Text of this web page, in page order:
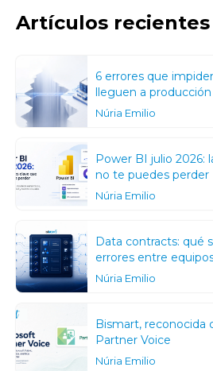
Artículos recientes
6 errores que
lleguen a producción
Núria Emilio
Power BI julio 2026:
no te puedes perder
Núria Emilio
Data contracts: qué
errores entre
Núria Emilio
Bismart, reconocida
Partner Voice
Núria Emilio